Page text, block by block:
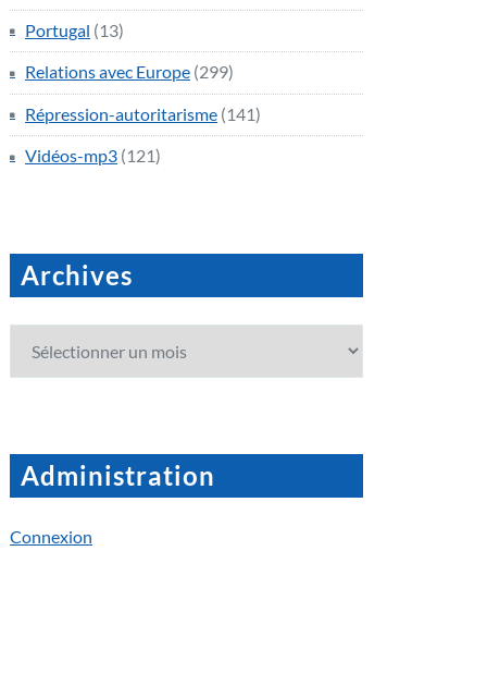
Portugal (13)
Relations avec Europe (299)
Répression-autoritarisme (141)
Vidéos-mp3 (121)
Archives
Administration
Connexion